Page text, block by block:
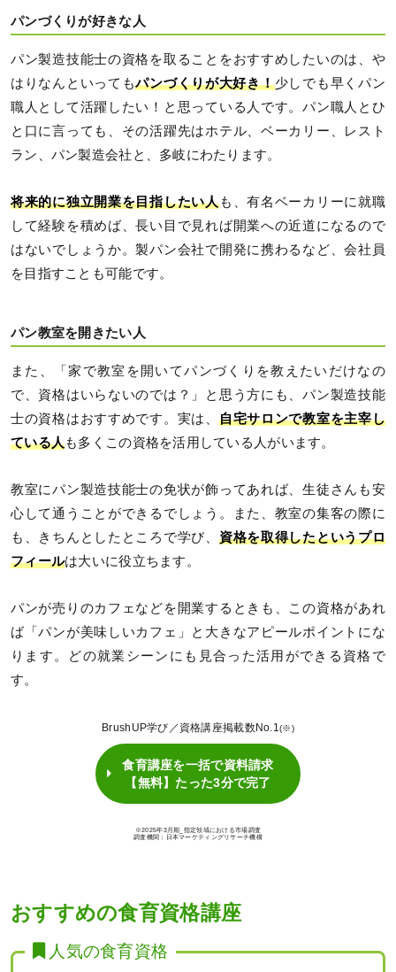
パンづくりが好きな人
パン製造技能士の資格を取ることをおすすめしたいのは、や
はりなんといってもパンづくりが大好き！少しでも早くパン
職人として活躍したい！と思っている人です。パン職人とひ
と口に言っても、その活躍先はホテル、ベーカリー、レスト
ラン、パン製造会社と、多岐にわたります。
将来的に独立開業を目指したい人も、有名ベーカリーに就職
して経験を積めば、長い目で見れば開業への近道になるので
はないでしょうか。製パン会社で開発に携わるなど、会社員
を目指すことも可能です。
パン教室を開きたい人
また、「家で教室を開いてパンづくりを教えたいだけなの
で、資格はいらないのでは？」と思う方にも、パン製造技能
士の資格はおすすめです。実は、 自宅サロンで教室を主宰し
ている人も多くこの資格を活用している人がいます。
教室にパン製造技能士の免状が飾ってあれば、生徒さんも安
心して通うことができるでしょう。また、教室の集客の際に
も、きちんとしたところで学び、 資格を取得したというプロ
フィールは大いに役立ちます。
パンが売りのカフェなどを開業するときも、この資格があれ
ば「パンが美味しいカフェ」と大きなアピールポイントにな
ります。どの就業シーンにも見合った活用ができる資格で
す。
BrushUP学び／資格講座掲載数No.1(※)
食育講座を一括で資料請求
【無料】たった3分で完了
※2025年3月期_指定領域における市場調査
調査機関：日本マーケティングリサーチ機構
おすすめの食育資格講座
人気の食育資格